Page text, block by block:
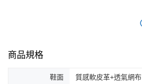
商品規格
鞋面 質感軟皮革+透氣網布